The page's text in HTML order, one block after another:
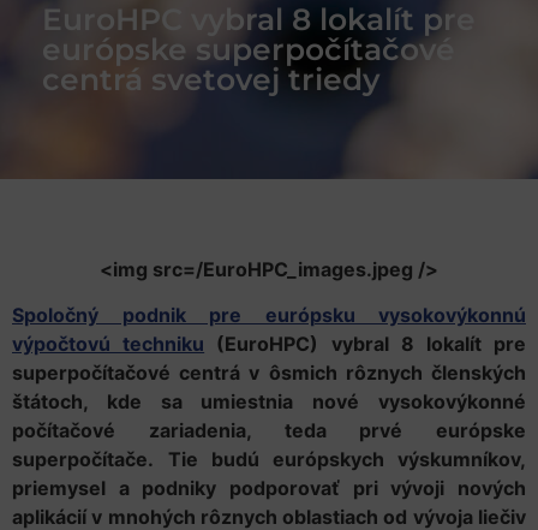
EuroHPC vybral 8 lokalít pre
európske superpočítačové
centrá svetovej triedy
<img src=/EuroHPC_images.jpeg />
Spoločný podnik pre európsku vysokovýkonnú
výpočtovú techniku (EuroHPC) vybral 8 lokalít pre
superpočítačové centrá v ôsmich rôznych členských
štátoch, kde sa umiestnia nové vysokovýkonné
počítačové zariadenia, teda prvé európske
superpočítače.
Tie budú európskych výskumníkov,
priemysel a podniky podporovať pri vývoji nových
aplikácií v mnohých rôznych oblastiach od vývoja liečiv